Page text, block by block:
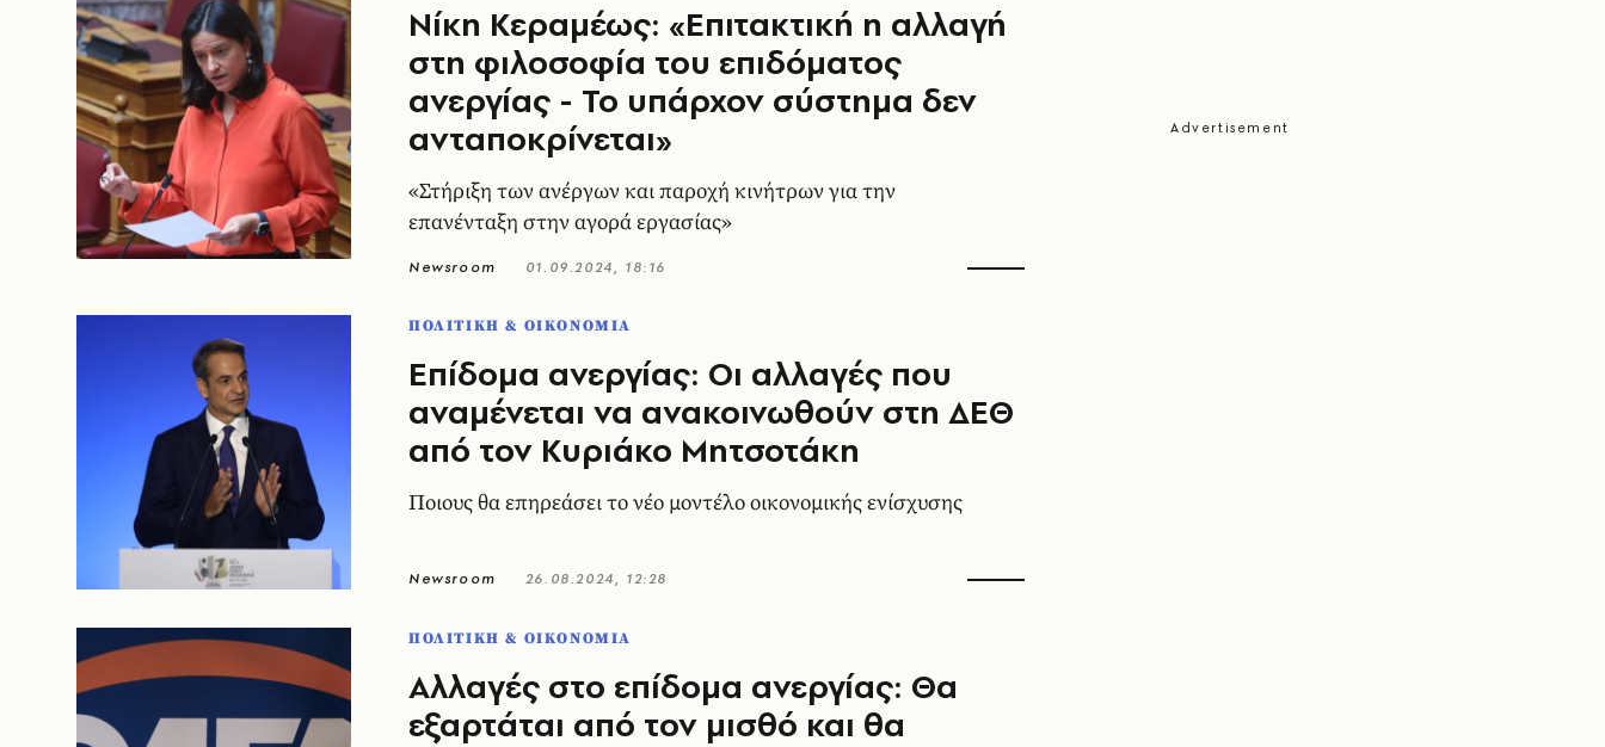
Νίκη Κεραμέως: «Επιτακτική η αλλαγή
στη φιλοσοφία του επιδόματος
ανεργίας - Το υπάρχον σύστημα δεν
ανταποκρίνεται»
«Στήριξη των ανέργων και παροχή κινήτρων για την
επανένταξη στην αγορά εργασίας»
Newsroom 01.09.2024, 18:16
ΠΟΛΙΤΙΚΗ & ΟΙΚΟΝΟΜΙΑ
Επίδομα ανεργίας: Οι αλλαγές που
αναμένεται να ανακοινωθούν στη ΔΕΘ
από τον Κυριάκο Μητσοτάκη
Ποιους θα επηρεάσει το νέο μοντέλο οικονομικής ενίσχυσης
Newsroom 26.08.2024, 12:28
ΠΟΛΙΤΙΚΗ & ΟΙΚΟΝΟΜΙΑ
Αλλαγές στο επίδομα ανεργίας: Θα
εξαρτάται από τον μισθό και θα